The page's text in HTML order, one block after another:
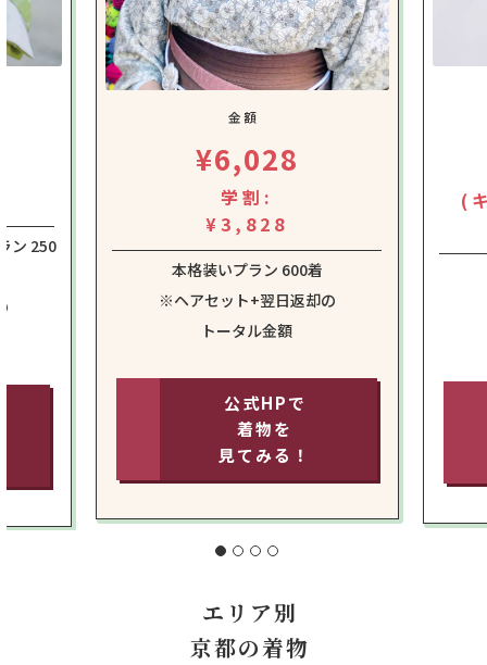
ン 250
金額
¥6,028
学割:
¥3,828
本格装いプラン 600着
※ヘアセット+翌日返却の
トータル金額
公式HPで
着物を
見てみる！
(
エリア別
京都の着物